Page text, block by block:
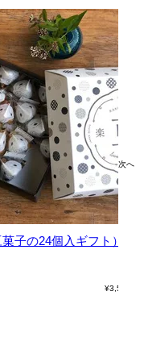
子の24個入ギフト）
¥3,564
次へ